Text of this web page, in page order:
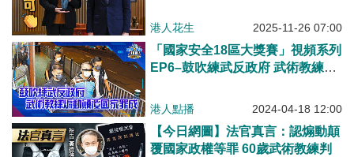
港人花生 2025-11-26 07:00
「國家安全18區大獎賽」視頻系列
EP6–鼓吹練武反政府 武術教練煽
港人點播 2024-04-18 12:00
【今日網圖】法官真言：認煽動顛
覆國家政權等罪 60歲武術教練判